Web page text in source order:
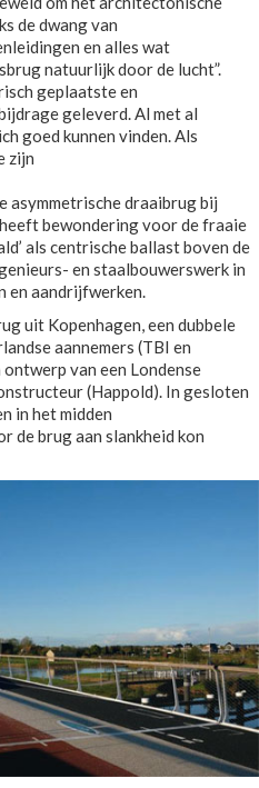
de dwang van
en alles wat
natuurlijk door de lucht”.
geplaatste en
geleverd. Al met al
goed kunnen vinden. Als
zijn
asymmetrische draaibrug bij
bewondering voor de fraaie
als centrische ballast boven de
en staalbouwerswerk in
en aandrijfwerken.
uit Kopenhagen, een dubbele
aannemers (TBI en
van een Londense
(Happold). In gesloten
in het midden
de brug aan slankheid kon